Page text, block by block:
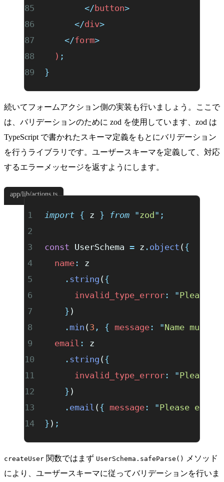
        </
button>
      </
div>
    </
form>
  )
;
}
続いてフォームアクション側の実装も行いましょう。ここで
は、バリデーションのために zod を使用しています、zod は
TypeScript で書かれたスキーマ定義をもとにバリデーション
を行うライブラリです。ユーザースキーマを定義して、対応
するエラーメッセージを返すようにします。
app/lib/actions.ts
import { z } from "zod" ;
const UserSchema = z . object ({
  name
:
z
    .
string ({
      invalid_type_error
: "Please
    }
)
    .
min (3 , { message : "Name must
  email
:
z
    .
string ({
      invalid_type_error
: "Please
    }
)
    .
email ({ message : "Please
} ) ;
createUser 関数ではまず UserSchema.safeParse()
メソッド
により、ユーザースキーマに従ってバリデーションを行いま